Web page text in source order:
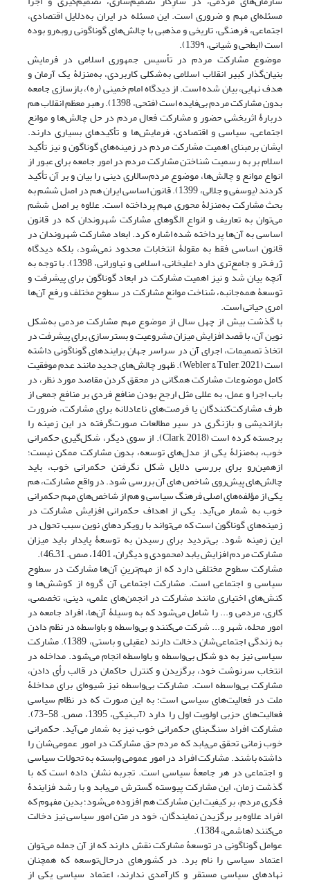
مسئله‌ای مهم و ضروری است. این مسئله در ایران به‌دلایل اقتصادی،
اجتماعی، فرهنگی، تاریخی و مذهبی با چالش‌های گوناگونی روبه‌رو بوده
است (ابطحی و شیانی، 139۹).
موضوع مشارکت مردم در تأسیس جمهوری اسلامی در فرمایش
بنیان‌گذار کبیر انقلاب اسلامی به‌شکلی کاربردی، به‌منزلۀ یک آرمان و
هدف نهایی، بیان شده است. از دیدگاه امام خمینی (ره)، بازسازی جامعه
بدون مشارکت مردم بی‌فایده است (فتحی، 1398). رهبر معظم انقلاب هم
دربارۀ‌ اثربخشی حضور و مشارکت فعال مردم در حل چالش‌ها و موانع
اجتماعی، سیاسی و اقتصادی، فرمایش‌ها و تأکیدهای بسیاری دارند.
ایشان برمبنای اهمیت مشارکت مردم در زمینه‌های گوناگون و نیز تأکید
اسلام بر به رسمیت شناختن مشارکت مردم در امور جامعه برای عبور از
انواع موانع و چالش‌ها، موضوع مردم‌سالاری دینی را بیان و بر آن تأکید
کردند (یوسفی و جلالی، 1399). قانون اساسی ایران هم در اصل ششم به
بحث مشارکت به‌منزلۀ محوری مهم پرداخته است. علاوه بر اصل ششم
می‌توان به تعاریف و انواع الگوهای مشارکت شهروندان که در قانون
اساسی به آن‌ها پرداخته شده اشاره کرد. ابعاد مشارکت شهروندان در
قانون اساسی فقط به مقولۀ انتخابات محدود نمی‌شود، بلکه دیدگاه
ژرف‌تر و جامع‌تری دارد (علیخانی، اسلامی و نیاورانی، 1398). با توجه به
آنچه بیان شد و نیز اهمیت مشارکت در ابعاد گوناگون برای پیشرفت و
توسعۀ همه‌جانبه، شناخت موانع مشارکت در سطوح مختلف و رفع آن‌ها
امری حیاتی است.
با گذشت بیش از چهل سال از موضوع مهم مشارکت مردمی به‌شکل
نوین آن، با قصد افزایش میزان مشروعیت و بسترسازی برای پیشرفت در
اتخاذ تصمیمات، اجرای آن در سراسر جهان برایندهای گوناگونی داشته
است (Webler & Tuler, 2021). ظهور چالش‌های جدید مانند عدم موفقیت
کامل موضوعات مشارکت همگانی در محقق کردن مقاصد مورد نظر، در
باب اجرا و عمل، به عللی مثل ارجح بودن منافع فردی بر منافع جمعی از
طرف مشارکت‌کنندگان یا فرصت‌های ناعادلانه برای مشارکت، ضرورت
بازاندیشی و بازنگری در سیر مطالعات صورت‌گرفته در این زمینه را
برجسته کرده است (Clark, 2018). از سوی دیگر، شکل‌گیری حکمرانی
خوب، به‌منزلۀ یکی از مدل‌های توسعه، بدون مشارکت ممکن نیست؛
ازهمین‌رو برای بررسی دلایل شکل‌ نگرفتن حکمرانی خوب، باید
چالش‌های پیش‌روی شاخص های آن بررسی شود. در واقع مشارکت، هم
یکی از مؤلفه‌های اصلی فرهنگ سیاسی و هم از شاخص‌های مهم حکمرانی
خوب به شمار می‌آید. یکی از اهداف حکمرانی افزایش مشارکت در
زمینه‌های گوناگون است که می‌تواند با رویکردهای نوین سبب تحول در
این زمینه شود. بی‌تردید برای رسیدن به توسعۀ پایدار باید میزان
مشارکت مردم افزایش یابد (محمودی و دیگران، 1401، صص. 31ـ46).
مشارکت سطوح مختلفی دارد که از مهم‌ترینِ آن‌ها مشارکت در سطوح
سیاسی و اجتماعی است. مشارکت اجتماعی آن گروه از کوشش‌ها و
کنش‌های اختیاری مانند مشارکت در انجمن‌های علمی، دینی، تخصصی،
کاری، مردمی و... را شامل می‌شود که به وسیلۀ آن‌ها، افراد جامعه در
امور محله، شهر و... شرکت می‌کنند و بی‌واسطه و باواسطه در نظم دادن
به زندگی اجتماعی‌شان دخالت دارند (عقیلی و باستی، 1389). مشارکت
سیاسی نیز به دو شکل بی‌واسطه و باواسطه انجام می‌شود. مداخله در
انتخاب سرنوشت خود، برگزیدن و کنترل حاکمان در قالب رأی دادن،
مشارکت بی‌واسطه است. مشارکت بی‌واسطه نیز شیوه‌ای برای مداخلۀ
ملت در فعالیت‌های سیاسی است؛ به این صورت که در نظام سیاسی
فعالیت‌های حزبی اولویت اول را دارد (آب‌نیکی، 1395، صص. 58-73).
مشارکت افراد سنگ‌بنای حکمرانی خوب نیز به شمار می‌آید. حکمرانی
خوب زمانی تحقق می‌یابد که مردم حق مشارکت در امور عمومی‌شان را
داشته باشند. مشارکت افراد در امور عمومی وابسته به تحولات سیاسی
و اجتماعی در هر جامعۀ سیاسی است. تجربه نشان داده است که با
گذشت زمان، این مشارکت پیوسته گسترش می‌یابد و با رشد فزایندۀ
فکری مردم، بر کیفیت این مشارکت هم افزوده می‌شود؛ بدین مفهوم که
افراد علاوه بر برگزیدن نمایندگان، خود در متن امور سیاسی نیز دخالت
می‌کنند (هاشمی، 1384).
ﻋﻮاﻣﻞ گوناگونی در ﺗﻮسعۀ ﻣﺸﺎرکت ﻧﻘﺶ دارﻧﺪ که از آن جمله می‌ﺗﻮان
اﻋﺘﻤﺎد سیاسی را نام برد. در کشورهای درحال‌توسعه که همچنان
نهادهای سیاسی مستقر و کارآمدی ندارند، اعتماد سیاسی یکی از